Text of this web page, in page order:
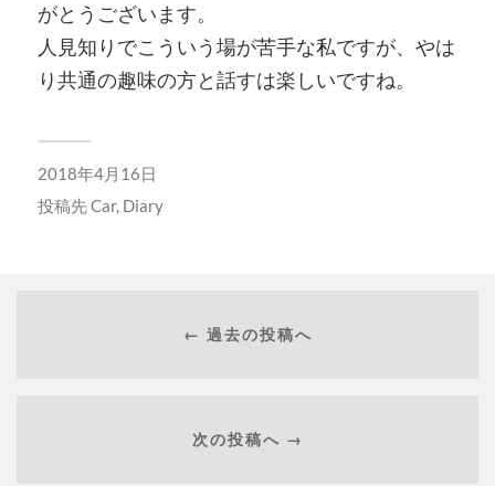
がとうございます。
人見知りでこういう場が苦手な私ですが、やは
り共通の趣味の方と話すは楽しいですね。
2018年4月16日
投稿先Car, Diary
← 過去の投稿へ
次の投稿へ →